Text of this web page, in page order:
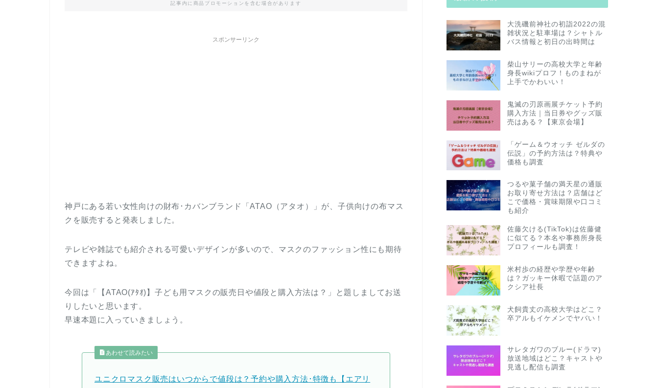
記事内に商品プロモーションを含む場合があります
スポンサーリンク
神戸にある若い女性向けの財布･カバンブランド「ATAO（アタオ）」が、子供向けの布マス
クを販売すると発表しました。
テレビや雑誌でも紹介される可愛いデザインが多いので、マスクのファッション性にも期待
できますよね。
今回は「【ATAO(ｱﾀｵ)】子ども用マスクの販売日や値段と購入方法は？」と題しましてお送
りしたいと思います。
早速本題に入っていきましょう。
あわせて読みたい
ユニクロマスク販売はいつからで値段は？予約や購入方法･特徴も【エアリ
大洗磯前神社の初詣2022の混
雑状況と駐車場は？シャトル
バス情報と初日の出時間は
柴山サリーの高校大学と年齢
身長wikiプロフ！ものまねが
上手でかわいい！
鬼滅の刃原画展チケット予約
購入方法｜当日券やグッズ販
売はある？【東京会場】
「ゲーム＆ウオッチ ゼルダの
伝説」の予約方法は？特典や
価格も調査
つるや菓子舗の満天星の通販
お取り寄せ方法は？店舗はど
こで価格・賞味期限や口コミ
も紹介
佐藤欠ける(TikTok)は佐藤健
に似てる？本名や事務所身長
プロフィールも調査！
米村歩の経歴や学歴や年齢
は？ガッキー休暇で話題のア
クシア社長
犬飼貴丈の高校大学はどこ？
卒アルもイケメンでヤバい！
サレタガワのブルー(ドラマ)
放送地域はどこ？キャストや
見逃し配信も調査